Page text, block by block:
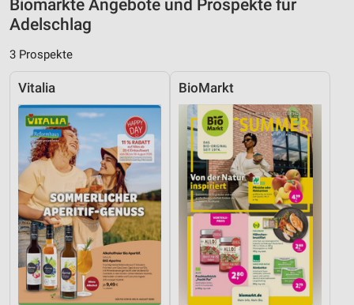
Biomärkte Angebote und Prospekte für
Adelschlag
3 Prospekte
Vitalia BioMarkt
IAB-Besonderheiten:
Verwendung genauer Standortdaten
Geräte anhand von aktiv angeforderten
Informationen identifizieren
Nicht-IAB-Verarbeitungszwecke:
Notwendig
Performance
Funktional
Werbung